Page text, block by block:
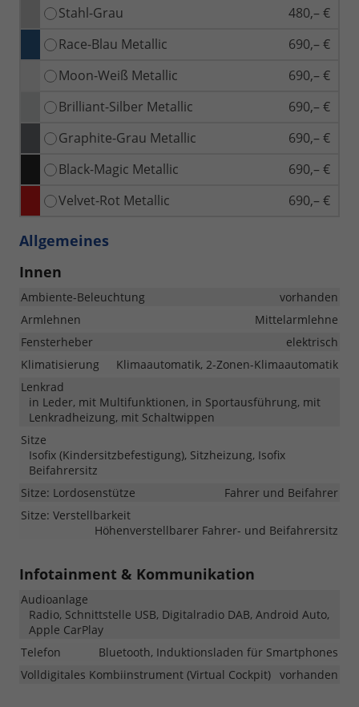
Stahl-Grau
480,– €
Race-Blau Metallic
690,– €
Moon-Weiß Metallic
690,– €
Brilliant-Silber Metallic
690,– €
Graphite-Grau Metallic
690,– €
Black-Magic Metallic
690,– €
Velvet-Rot Metallic
690,– €
Allgemeines
Innen
Ambiente-Beleuchtung
vorhanden
Armlehnen
Mittelarmlehne
Fensterheber
elektrisch
Klimatisierung
Klimaautomatik, 2-Zonen-Klimaautomatik
Lenkrad
in Leder, mit Multifunktionen, in Sportausführung, mit
Lenkradheizung, mit Schaltwippen
Sitze
Isofix (Kindersitzbefestigung), Sitzheizung, Isofix
Beifahrersitz
Sitze: Lordosenstütze
Fahrer und Beifahrer
Sitze: Verstellbarkeit
Höhenverstellbarer Fahrer- und Beifahrersitz
Infotainment & Kommunikation
Audioanlage
Radio, Schnittstelle USB, Digitalradio DAB, Android Auto,
Apple CarPlay
Telefon
Bluetooth, Induktionsladen für Smartphones
Volldigitales Kombiinstrument (Virtual Cockpit) vorhanden